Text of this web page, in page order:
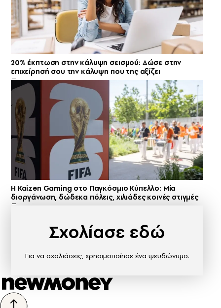
20% έκπτωση στην κάλυψη σεισμού: Δώσε στην
επιχείρησή σου την κάλυψη που της αξίζει
H Kaizen Gaming στο Παγκόσμιο Kύπελλο: Μία
διοργάνωση, δώδεκα πόλεις, χιλιάδες κοινές στιγμές
Σχολίασε εδώ
Για να σχολιάσεις, χρησιμοποίησε ένα ψευδώνυμο.